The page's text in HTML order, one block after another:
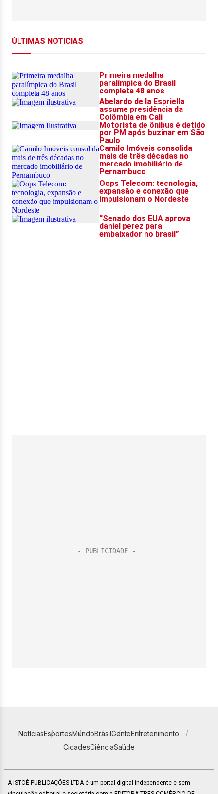
NotíciasEsportesMundoBrasilGenteEntretenimento
CidadesCiênciaSaúde
A ISTOÉ PUBLICAÇÕES LTDA é um portal digital independente e sem